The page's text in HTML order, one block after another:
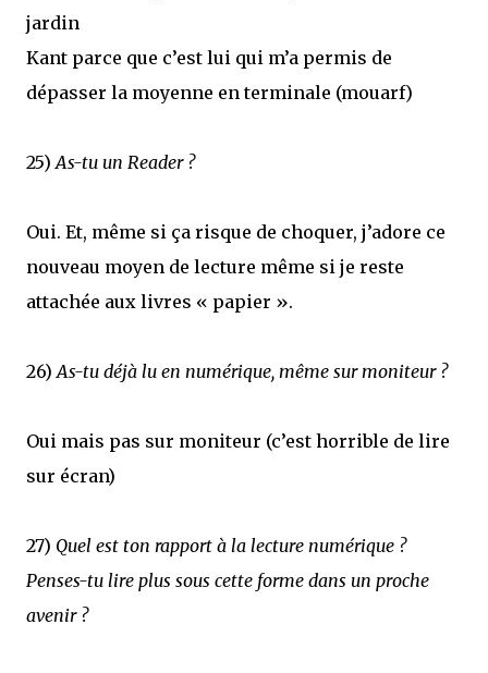
jardin
Kant parce que c’est lui qui m’a permis de
dépasser la moyenne en terminale (mouarf)
25)As-tu un Reader ?
Oui. Et, même si ça risque de choquer, j’adore ce
nouveau moyen de lecture même si je reste
attachée aux livres « papier ».
26)As-tu déjà lu en numérique, même sur moniteur ?
Oui mais pas sur moniteur (c’est horrible de lire
sur écran)
27) Quel est ton rapport à la lecture numérique ?
Penses-tu lire plus sous cette forme dans un proche
avenir ?